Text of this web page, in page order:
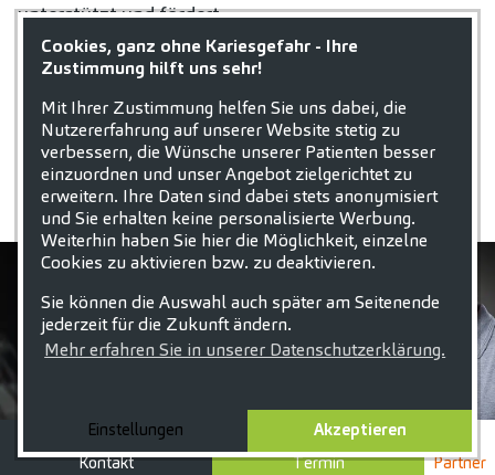
unterstützt und fördert.
Also:Worauf wartest du? Bewirb dich jetzt
Fachkraftbei uns!
Mehr lesen
Termin
Kontakt Partner
Cookies, ganz ohne Kariesgefahr - Ihre
Zustimmung hilft uns sehr!
Mit Ihrer Zustimmung helfen Sie uns dabei, die
Nutzererfahrung auf unserer Website stetig zu
verbessern, die Wünsche unserer Patienten besser
einzuordnen und unser Angebot zielgerichtet zu
erweitern. Ihre Daten sind dabei stets anonymisiert
und Sie erhalten keine personalisierte Werbung.
Weiterhin haben Sie hier die Möglichkeit, einzelne
Cookies zu aktivieren bzw. zu deaktivieren.
Sie können die Auswahl auch später am Seitenende
jederzeit für die Zukunft ändern.
Mehr erfahren Sie in unserer Datenschutzerklärung.
Akzeptieren
Einstellungen